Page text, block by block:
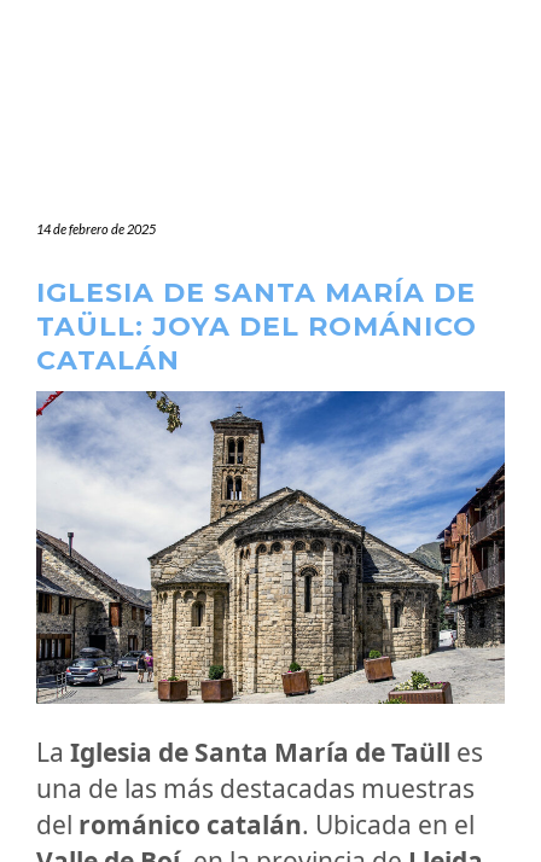
14 de febrero de 2025
IGLESIA DE SANTA MARÍA DE
TAÜLL: JOYA DEL ROMÁNICO
CATALÁN
La Iglesia de Santa María de Taüll es
una de las más destacadas muestras
del románico catalán. Ubicada en el